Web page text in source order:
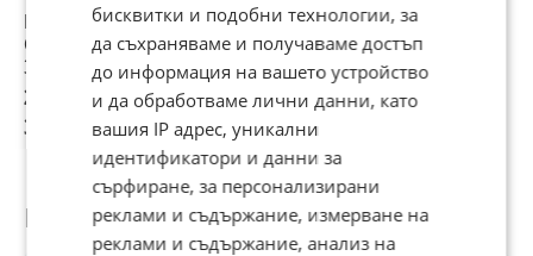
Компютър за Jeep
Grand Cherokee
3.7. 2010г.
200 €
391,17 лв
P56029558AG
Модул въздушно
окачване JEEP
GRAND CHEROKEE
WK 56029558AG
180 €
352,05 лв
Нови
Амортисъори
DODGE DURANGO
WD JEEP GRAND
CHEROKEE IV WK
204,01 €
Потребител
бисквитки и подобни технологии, за
да съхраняваме и получаваме достъп
до информация на вашето устройство
и да обработваме лични данни, като
вашия IP адрес, уникални
идентификатори и данни за
сърфиране, за персонализирани
реклами и съдържание, измерване на
реклами и съдържание, анализ на